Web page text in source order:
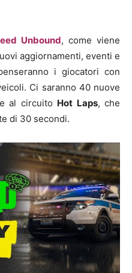
​​Unbound, come viene
aggiornamenti, eventi e
i giocatori con
Ci saranno 40 nuove
al circuito Hot Laps, che
di 30 secondi.